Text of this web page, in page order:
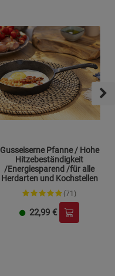
Gusseiserne Pfanne / Hohe
Hitzebeständigkeit
/Energiesparend /für alle
Herdarten und Kochstellen
(71)
22,99 €